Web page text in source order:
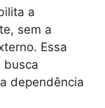
a
sem a
Essa
busca
dependência